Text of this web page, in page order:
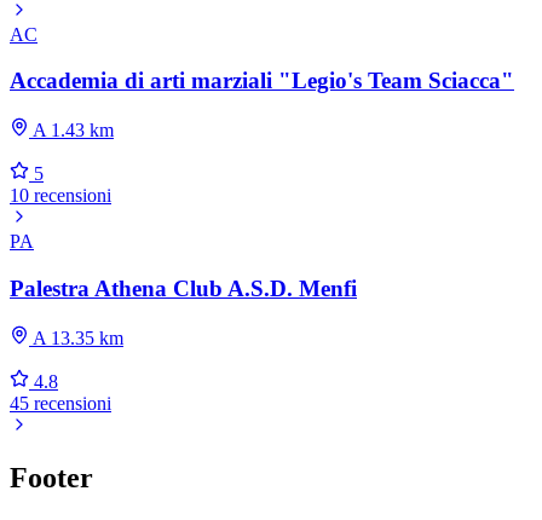
AC
Accademia di arti marziali "Legio's Team Sciacca"
A 1.43 km
5
10 recensioni
PA
Palestra Athena Club A.S.D. Menfi
A 13.35 km
4.8
45 recensioni
Footer